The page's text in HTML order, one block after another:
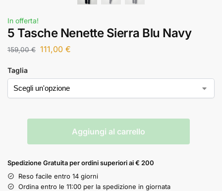
In offerta!
5 Tasche Nenette Sierra Blu Navy
159,00€ 111,00 €
Taglia
Aggiungi al carrello
Spedizione Gratuita per ordini superiori ai € 200
Reso facile entro 14 giorni
Ordina entro le 11:00 per la spedizione in giornata